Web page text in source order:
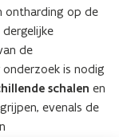
ontharding op de
de
is nodig
schalen en
evenals de